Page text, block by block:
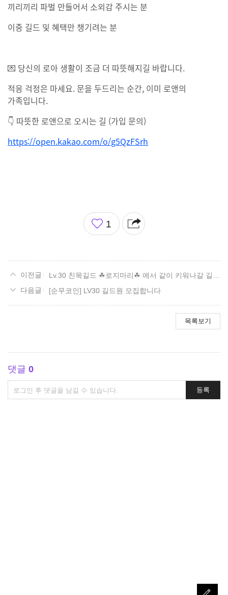
끼리끼리 파벌 만들어서 소외감 주시는 분
이중 길드 및 혜택만 챙기려는 분
💌 당신의 로아 생활이 조금 더 따뜻해지길 바랍니다.
적응 걱정은 마세요. 문을 두드리는 순간, 이미 로앤의
가족입니다.
👇 따뜻한 로앤으로 오시는 길 (가입 문의)
https://open.kakao.com/o/g5QzFSrh
좋
아
1
Lv.30 친목길드 ☘로지마리☘ 에서 같이 키워나갈 길드원을 모집합니다!
[순무코인] LV30 길드원 모집합니다
목록보기
댓글 0
댓
글
등록